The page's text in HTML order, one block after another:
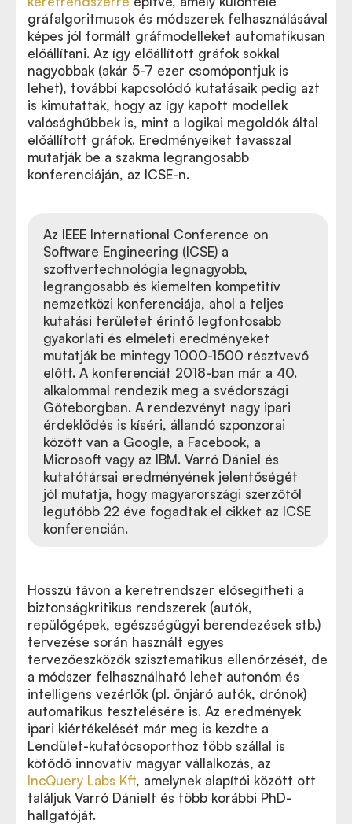
gráfalgoritmusok és módszerek felhasználásával
képes jól formált gráfmodelleket automatikusan
előállítani. Az így előállított gráfok sokkal
nagyobbak (akár 5-7 ezer csomópontjuk is
lehet), további kapcsolódó kutatásaik pedig azt
is kimutatták, hogy az így kapott modellek
valósághűbbek is, mint a logikai megoldók által
előállított gráfok. Eredményeiket tavasszal
mutatják be a szakma legrangosabb
konferenciáján, az ICSE-n.
Az IEEE International Conference on
Software Engineering (ICSE) a
szoftvertechnológia legnagyobb,
legrangosabb és kiemelten kompetitív
nemzetközi konferenciája, ahol a teljes
kutatási területet érintő legfontosabb
gyakorlati és elméleti eredményeket
mutatják be mintegy 1000-1500 résztvevő
előtt. A konferenciát 2018-ban már a 40.
alkalommal rendezik meg a svédországi
Göteborgban. A rendezvényt nagy ipari
érdeklődés is kíséri, állandó szponzorai
között van a Google, a Facebook, a
Microsoft vagy az IBM. Varró Dániel és
kutatótársai eredményének jelentőségét
jól mutatja, hogy magyarországi szerzőtől
legutóbb 22 éve fogadtak el cikket az ICSE
konferencián.
Hosszú távon a keretrendszer elősegítheti a
biztonságkritikus rendszerek (autók,
repülőgépek, egészségügyi berendezések stb.)
tervezése során használt egyes
tervezőeszközök szisztematikus ellenőrzését, de
a módszer felhasználható lehet autonóm és
intelligens vezérlők (pl. önjáró autók, drónok)
automatikus tesztelésére is. Az eredmények
ipari kiértékelését már meg is kezdte a
Lendület-kutatócsoporthoz több szállal is
kötődő innovatív magyar vállalkozás, az
IncQuery Labs Kft, amelynek alapítói között ott
találjuk Varró Dánielt és több korábbi PhD-
hallgatóját.